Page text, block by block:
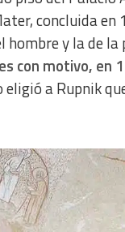
concluida en
hombre y la de
con motivo, en
eligió a Rupnik